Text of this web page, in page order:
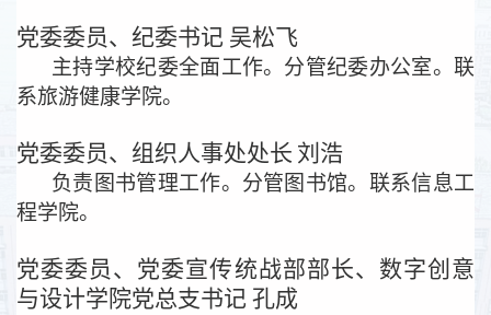
党委委员、纪委书记 吴松飞
主持学校纪委全面工作。分管纪委办公室。联
系旅游健康学院。
党委委员、组织人事处处长 刘 浩
负责图书管理工作。分管图书馆。联系信息工
程学院。
党委委员、党委宣传统战部部长、数字创意
与设计学院党总支书记 孔成